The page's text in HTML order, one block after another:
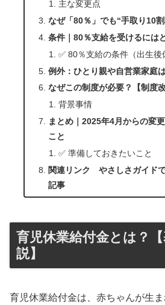
主な変更点
なぜ「80％」でも“手取り10
条件｜80％支給を受けるには
✅ 80％支給の条件（出生後
例外：ひとり親や自営業家庭
なぜこの制度が必要？【制度改
背景事情
まとめ｜2025年4月からの変
こと
✅ 準備しておきたいこと
関連リンク やさしさガイド
記事
育児休業給付金とは？
説】
育児休業給付金は、赤ちゃんが生